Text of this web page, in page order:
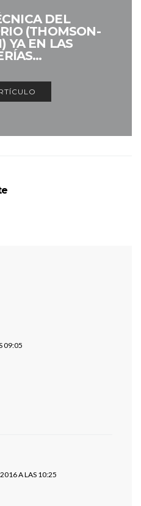
DEL
(THOMSON-
YA EN LAS
09:05
A LAS 10:25